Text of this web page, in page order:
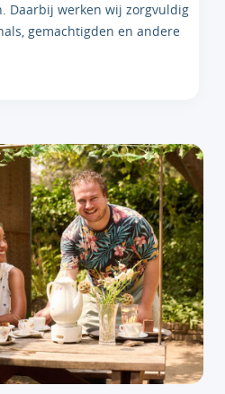
Daarbij werken wij zorgvuldig
gemachtigden en andere